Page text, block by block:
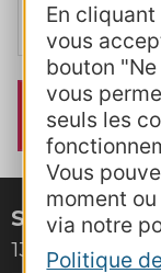
En
vous
bouton
vous
seuls les
Vous
moment
via notre
Politique
connaissance
intérieur
Site de
132,